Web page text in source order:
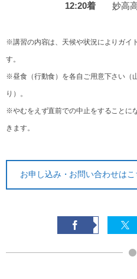
12:20着
妙高
※講習の内容は、天候や状況によりガイ
す。
※昼食（行動食）を各自ご用意下さい（
り）。
※やむをえず直前での中止をすることに
きます。
お申し込み・お問い合わせはこ